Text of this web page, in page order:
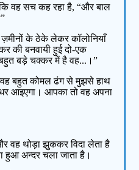
कि वह सच कह रहा है, “और बाल
के ठेके लेकर कॉलोनियाँ
की बनवायी हुई दो-एक
बड़े चक्कर में है वह...।”
बहुत कोमल ढंग से मुझसे हाथ
आइएगा। आपका तो वह अपना
वह थोड़ा झुककर विदा लेता है
अन्दर चला जाता है।